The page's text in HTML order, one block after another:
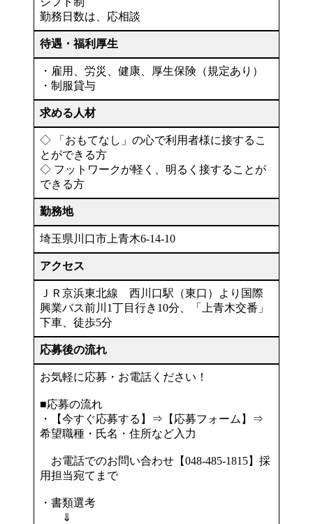
勤務日数は、応相談
待遇・福利厚生
・雇用、労災、健康、厚生保険（規定あり）
・制服貸与
求める人材
◇ 「おもてなし」の心で利用者様に接するこ
とができる方
◇ フットワークが軽く、明るく接することが
できる方
勤務地
埼玉県川口市上青木6-14-10
アクセス
ＪＲ京浜東北線 西川口駅（東口）より国際
興業バス前川1丁目行き10分、「上青木交番」
下車、徒歩5分
応募後の流れ
お気軽に応募・お電話ください！
■応募の流れ
・【今すぐ応募する】⇒【応募フォーム】⇒
希望職種・氏名・住所など入力
お電話でのお問い合わせ【048-485-1815】採
用担当宛てまで
・書類選考
⇓